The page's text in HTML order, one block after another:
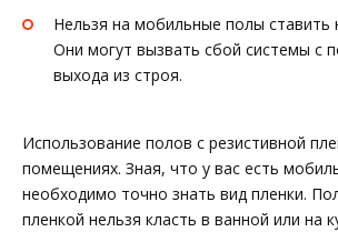
Нельзя на мобильные полы ставить
Они могут вызвать сбой системы с
выхода из строя.
Использование полов с резистивной
помещениях. Зная, что у вас есть
необходимо точно знать вид пленки.
пленкой нельзя класть в ванной или на